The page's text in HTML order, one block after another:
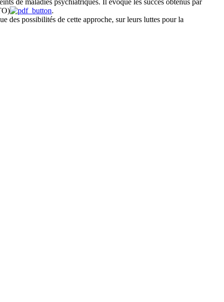
de maladies psychiatriques. Il évoque les succès obtenus par
.
des possibilités de cette approche, sur leurs luttes pour la